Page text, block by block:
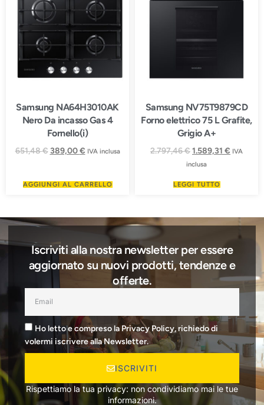
Samsung NA64H3010AK
Nero Da incasso Gas 4
Fornello(i)
651,48€ 389,00€ IVA inclusa
AGGIUNGI AL CARRELLO
Samsung NV75T9879CD
Forno elettrico 75 L Grafite,
Grigio A+
2.797,46€1.589,31 € IVA
inclusa
LEGGI TUTTO
Iscriviti alla nostra newsletter per essere
aggiornato su nuovi prodotti, tendenze e
offerte.
Ho letto e compreso la Privacy Policy, richiedo di
volermi iscrivere alla Newsletter.
ISCRIVITI
Rispettiamo la tua privacy: non condividiamo mai le tue
informazioni.